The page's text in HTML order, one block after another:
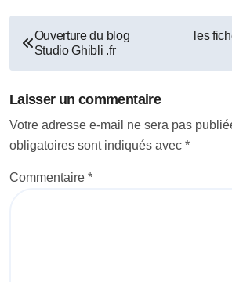
Navigation
de
l’article
Ouverture du blog
Studio Ghibli .fr
les
Laisser un commentaire
Votre adresse e-mail ne sera pas
obligatoires sont indiqués avec *
Commentaire *